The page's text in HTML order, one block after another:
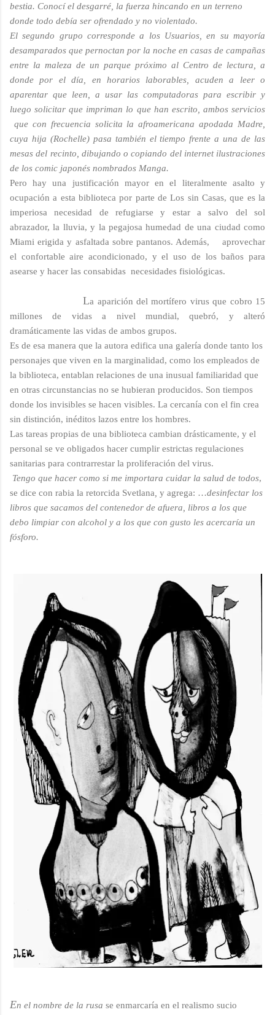
bestia. Conocí el desgarré, la fuerza hincando en un terreno
donde todo debía ser ofrendado y no violentado.
El segundo grupo corresponde a los Usuarios, en su mayoría
desamparados que pernoctan por la noche en casas de campañas
entre la maleza de un parque próximo al Centro de lectura, a
donde por el día, en horarios laborables, acuden a leer o
aparentar que leen, a usar las computadoras para escribir y
luego solicitar que impriman lo que han escrito, ambos servicios
que con frecuencia solicita la afroamericana apodada Madre,
cuya hija (Rochelle) pasa también el tiempo frente a una de las
mesas del recinto, dibujando o copiando del internet ilustraciones
de los comic japonés nombrados Manga.
Pero hay una justificación mayor en el literalmente asalto y
ocupación a esta biblioteca por parte de Los sin Casas, que es la
imperiosa necesidad de refugiarse y estar a salvo del sol
abrazador, la lluvia, y la pegajosa humedad de una ciudad como
Miami erigida y asfaltada sobre pantanos. Además, aprovechar
el confortable aire acondicionado, y el uso de los baños para
asearse y hacer las consabidas necesidades fisiológicas.
La aparición del mortífero virus que cobro 15
millones de vidasa nivel mundial, quebró, y alteró
dramáticamente las vidas de ambos grupos.
Es de esa manera que la autora edifica una galería donde tanto los
personajes que viven en la marginalidad, como los empleados de
la biblioteca, entablan relaciones de una inusual familiaridad que
en otras circunstancias no se hubieran producidos. Son tiempos
donde los invisibles se hacen visibles. La cercanía con el fin crea
sin distinción, inéditos lazos entre los hombres.
Las tareas propias de una biblioteca cambian drásticamente, y el
personal se ve obligados hacer cumplir estrictas regulaciones
sanitarias para contrarrestar la proliferación del virus.
Tengo que hacer como si me importara cuidar la salud de todos,
se dice con rabia la retorcida Svetlana y agrega: …desinfectar los
libros que sacamos del contenedor de afuera, libros a los que
debo limpiar con alcohol y a los que con gusto les acercaría un
fósforo.
En el nombre de la rusa se enmarcaría en el realismo sucio